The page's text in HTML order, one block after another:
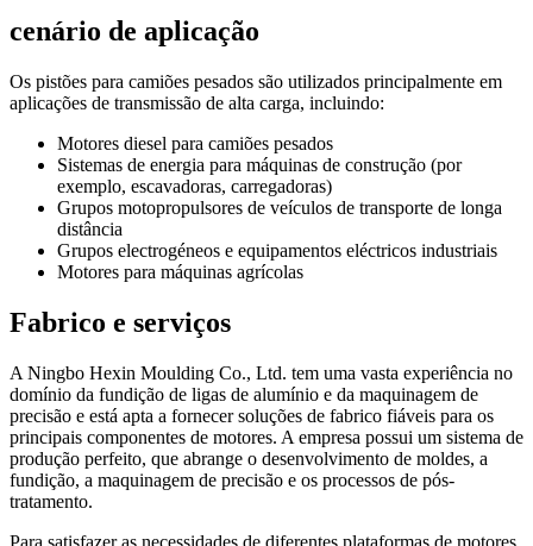
cenário de aplicação
Os pistões para camiões pesados são utilizados principalmente em
aplicações de transmissão de alta carga, incluindo:
Motores diesel para camiões pesados
Sistemas de energia para máquinas de construção (por
exemplo, escavadoras, carregadoras)
Grupos motopropulsores de veículos de transporte de longa
distância
Grupos electrogéneos e equipamentos eléctricos industriais
Motores para máquinas agrícolas
Fabrico e serviços
A Ningbo Hexin Moulding Co., Ltd. tem uma vasta experiência no
domínio da fundição de ligas de alumínio e da maquinagem de
precisão e está apta a fornecer soluções de fabrico fiáveis para os
principais componentes de motores. A empresa possui um sistema de
produção perfeito, que abrange o desenvolvimento de moldes, a
fundição, a maquinagem de precisão e os processos de pós-
tratamento.
Para satisfazer as necessidades de diferentes plataformas de motores,